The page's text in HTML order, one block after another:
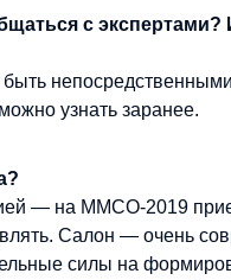
с
узнать заранее.
— на ММСО-2019
Салон — очень
силы на